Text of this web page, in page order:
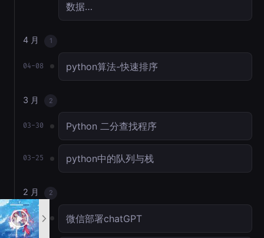
数据…
4 月 1
04-08 python算法-快速排序
3 月 2
03-30 Python 二分查找程序
03-25 python中的队列与栈
2 月 2
02-17 微信部署chatGPT